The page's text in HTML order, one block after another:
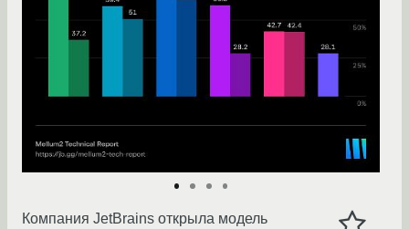
Компания JetBrains открыла модель